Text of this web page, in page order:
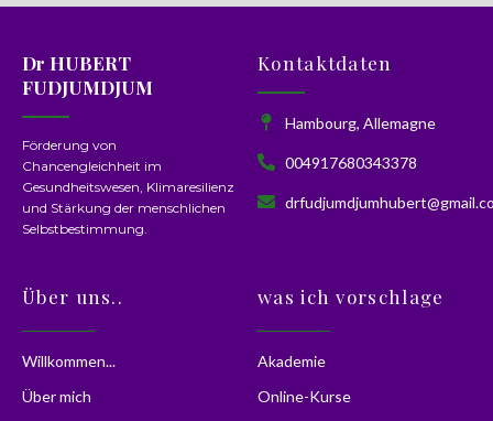
Dr HUBERT
FUDJUMDJUM
Förderung von
Chancengleichheit im
Gesundheitswesen, Klimaresilienz
und Stärkung der menschlichen
Selbstbestimmung.
Kontaktdaten
Hambourg, Allemagne
004917680343378
Über uns..
Willkommen...
Über mich
was ich vorschlage
Akademie
Online-Kurse